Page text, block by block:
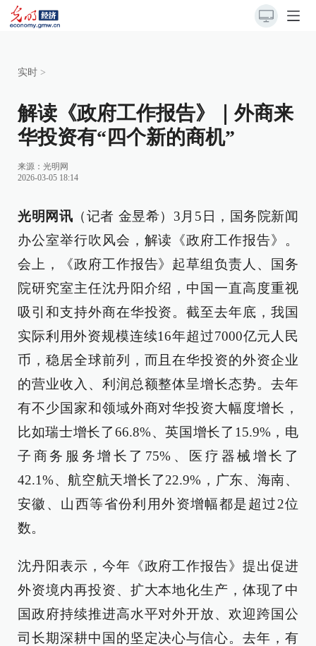
实时 >
解读《政府工作报告》｜外商来
华投资有“四个新的商机”
来源： 光明网
2026-03-05 18:14
光明网讯 （记者 金昱希）3月5日，国务院新闻
办公室举行吹风会，解读《政府工作报告》。
会上，《政府工作报告》起草组负责人、国务
院研究室主任沈丹阳介绍，中国一直高度重视
吸引和支持外商在华投资。截至去年底，我国
实际利用外资规模连续16年超过7000亿元人民
币，稳居全球前列，而且在华投资的外资企业
的营业收入、利润总额整体呈增长态势。去年
有不少国家和领域外商对华投资大幅度增长，
比如瑞士增长了66.8%、英国增长了15.9%，电
子商务服务增长了75%、医疗器械增长了
42.1%、航空航天增长了22.9%，广东、海南、
安徽、山西等省份利用外资增幅都是超过2位
数。
沈丹阳表示，今年《政府工作报告》提出促进
外资境内再投资、扩大本地化生产，体现了中
国政府持续推进高水平对外开放、欢迎跨国公
司长期深耕中国的坚定决心与信心。去年，有